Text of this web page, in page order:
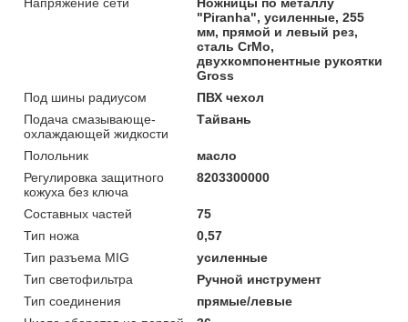
"Piranha", усиленные, 255
мм, прямой и левый рез,
сталь СrMo,
двухкомпонентные рукоятки
Gross
Под шины радиусом
ПВХ чехол
Подача смазывающе-
охлаждающей жидкости
Тайвань
Полольник
масло
Регулировка защитного
кожуха без ключа
8203300000
Составных частей
75
Тип ножа
0,57
Тип разъема MIG
усиленные
Тип светофильтра
Ручной инструмент
Тип соединения
прямые/левые